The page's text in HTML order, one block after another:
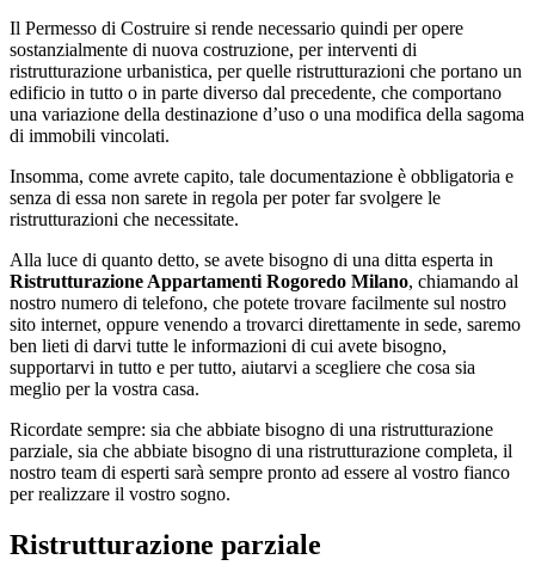
Il Permesso di Costruire si rende necessario quindi per opere
sostanzialmente di nuova costruzione, per interventi di
ristrutturazione urbanistica, per quelle ristrutturazioni che portano un
edificio in tutto o in parte diverso dal precedente, che comportano
una variazione della destinazione d’uso o una modifica della sagoma
di immobili vincolati.
Insomma, come avrete capito, tale documentazione è obbligatoria e
senza di essa non sarete in regola per poter far svolgere le
ristrutturazioni che necessitate.
Alla luce di quanto detto, se avete bisogno di una ditta esperta in
Ristrutturazione Appartamenti Rogoredo Milano, chiamando al
nostro numero di telefono, che potete trovare facilmente sul nostro
sito internet, oppure venendo a trovarci direttamente in sede, saremo
ben lieti di darvi tutte le informazioni di cui avete bisogno,
supportarvi in tutto e per tutto, aiutarvi a scegliere che cosa sia
meglio per la vostra casa.
Ricordate sempre: sia che abbiate bisogno di una ristrutturazione
parziale, sia che abbiate bisogno di una ristrutturazione completa, il
nostro team di esperti sarà sempre pronto ad essere al vostro fianco
per realizzare il vostro sogno.
Ristrutturazione parziale